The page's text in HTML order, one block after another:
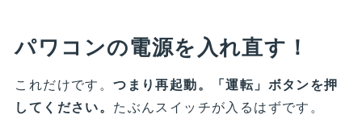
パワコンの電源を入れ直す！
これだけです。つまり再起動。「運転」ボタンを押
してください。 たぶんスイッチが入るはずです。